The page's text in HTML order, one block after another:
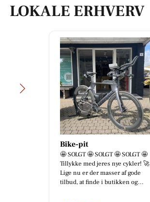
LOKALE ERHVERV
Bike-pit
🤩 SOLGT 🤩 SOLGT 🤩 SOLGT 🤩
Tillykke med jeres nye cykler! 🚀
Lige nu er der masser af gode
tilbud, at finde i butikken og...